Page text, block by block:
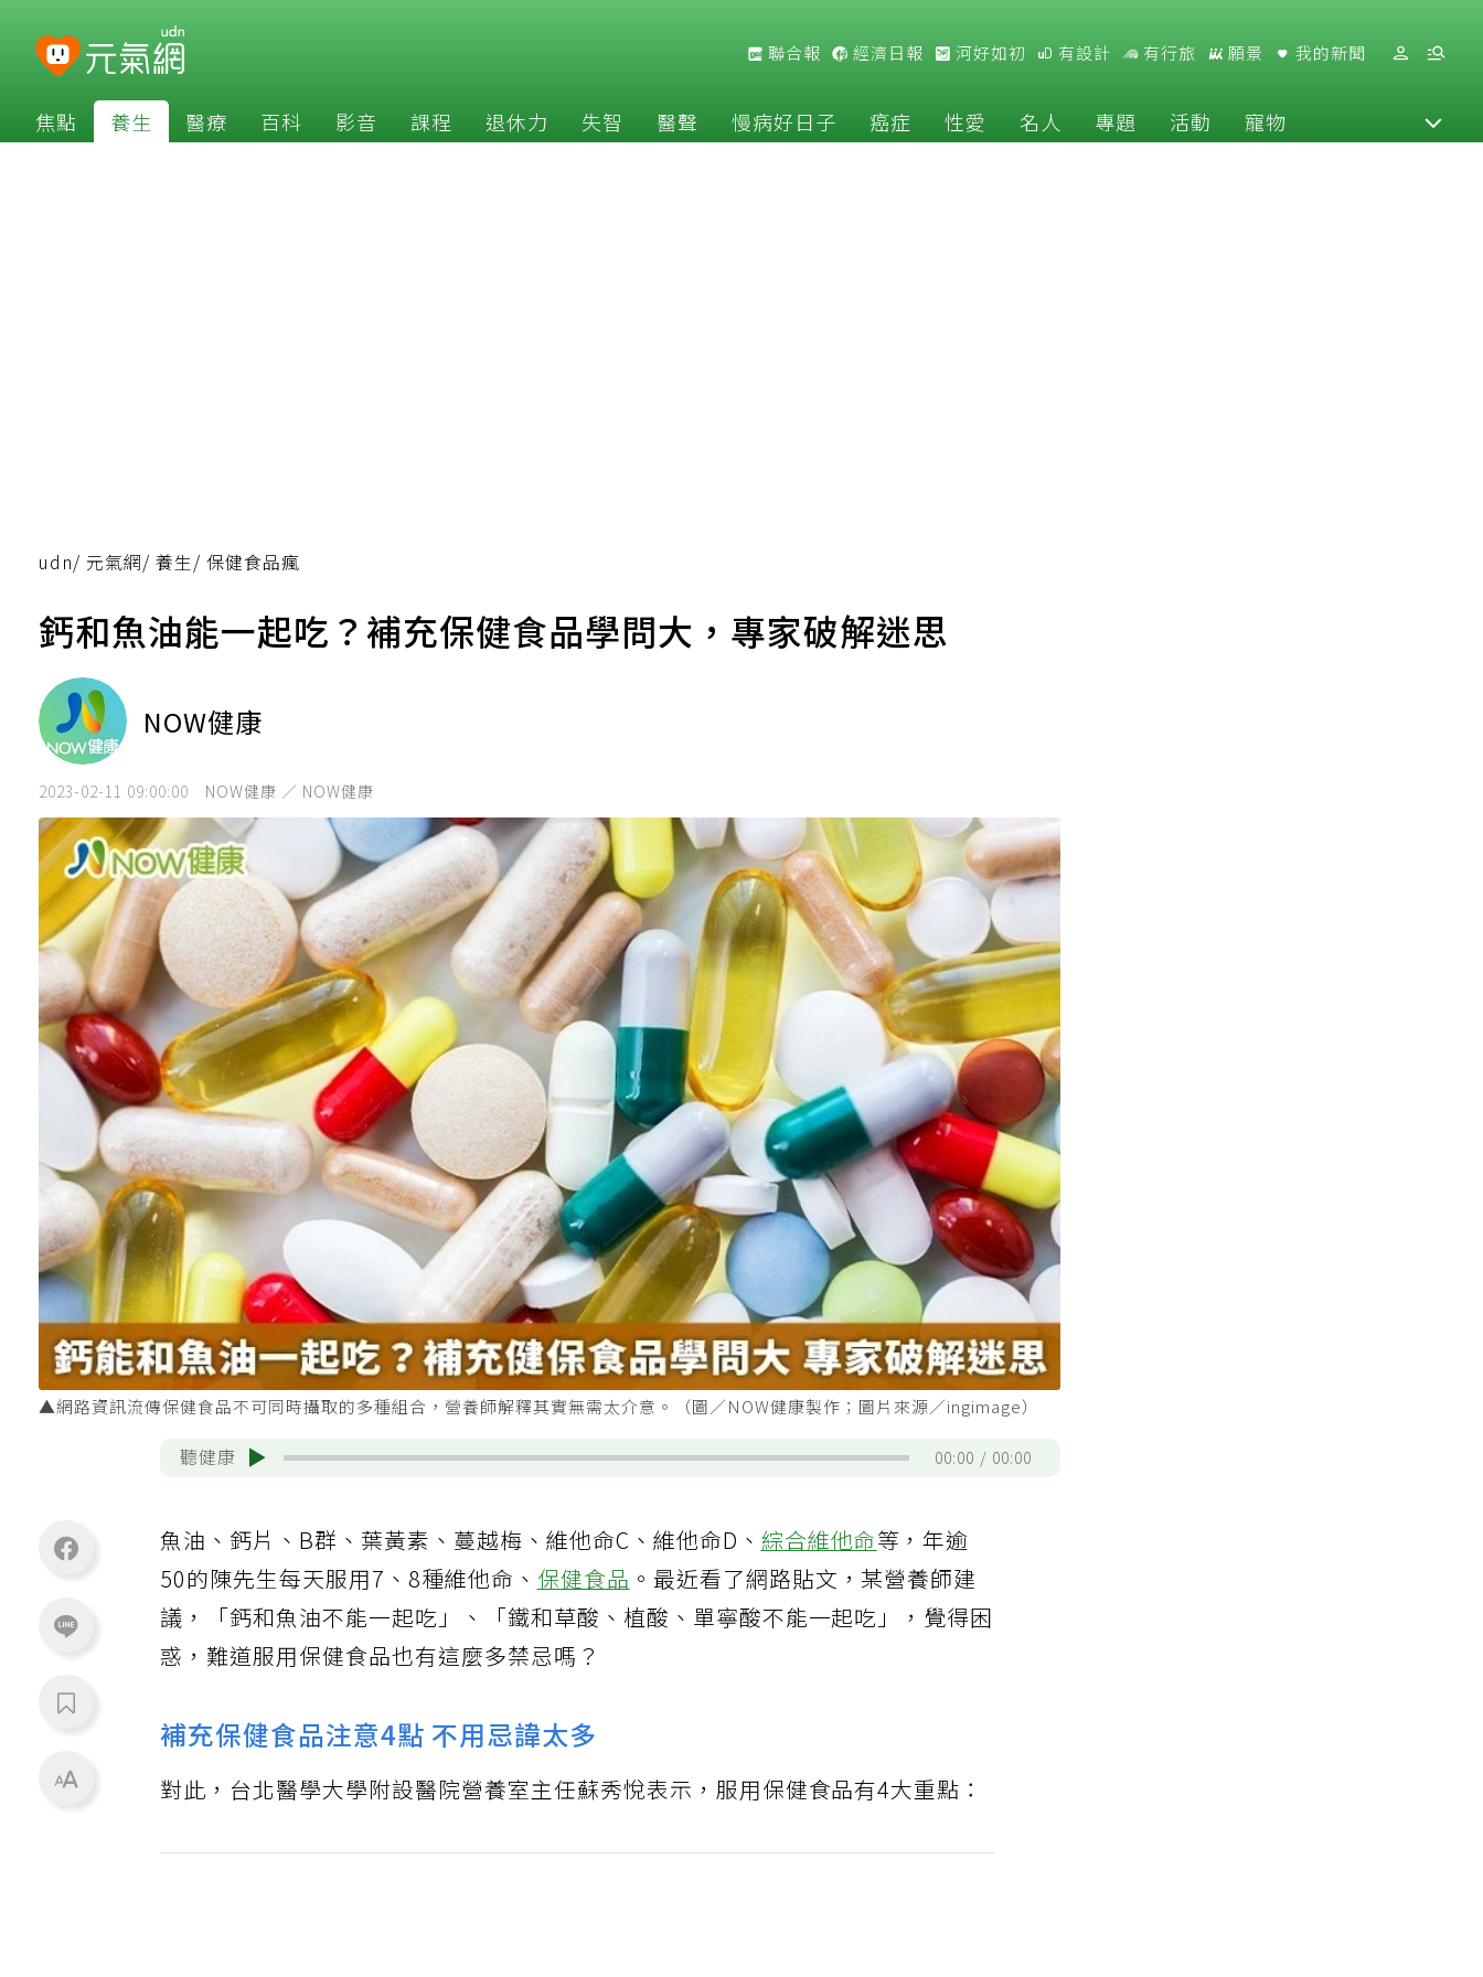
聯合報 經濟日報 河好如初 有設計 有行旅 願景 我的新聞
焦點 養生 醫療 百科 影音 課程 退休力 失智 醫聲 慢病好日子 癌症 性愛 名人 專題 活動 寵物
udn/ 元氣網/ 養生/ 保健食品瘋
鈣和魚油能一起吃？補充保健食品學問大，專家破解迷思
NOW健康
2023-02-11 09:00:00 NOW健康 ／ NOW健康
▲網路資訊流傳保健食品不可同時攝取的多種組合，營養師解釋其實無需太介意。（圖／NOW健康製作；圖片來源／ingimage）
聽健康 00:00 00:00
魚油、鈣片、B群、葉黃素、蔓越梅、維他命C、維他命D、綜合維他命等，年逾
50的陳先生每天服用7、8種維他命、保健食品 。最近看了網路貼文，某營養師建
議，「鈣和魚油不能一起吃」、「鐵和草酸、植酸、單寧酸不能一起吃」，覺得困
惑，難道服用保健食品也有這麼多禁忌嗎？
補充保健食品注意4點 不用忌諱太多
對此，台北醫學大學附設醫院營養室主任蘇秀悅表示，服用保健食品有4大重點：